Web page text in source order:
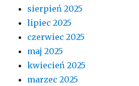
sierpień 2025
lipiec 2025
czerwiec 2025
maj 2025
kwiecień 2025
marzec 2025